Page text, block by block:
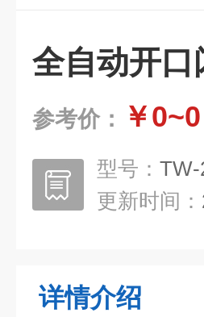
全自动开口
参考价： ￥0~0
型号： TW-
更新时间：
详情介绍